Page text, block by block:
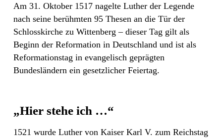
Am 31. Oktober 1517 nagelte Luther der Legende
nach seine berühmten 95 Thesen an die Tür der
Schlosskirche zu Wittenberg – dieser Tag gilt als
Beginn der Reformation in Deutschland und ist als
Reformationstag in evangelisch geprägten
Bundesländern ein gesetzlicher Feiertag.
„Hier stehe ich …“
1521 wurde Luther von Kaiser Karl V. zum Reichstag